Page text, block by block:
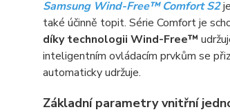
Samsung Wind-Free™ Comfort S2
také účinně topit. Série Comfort je
díky technologii Wind-Free™
inteligentním ovládacím prvkům se
automaticky udržuje.
Základní parametry vnitřní